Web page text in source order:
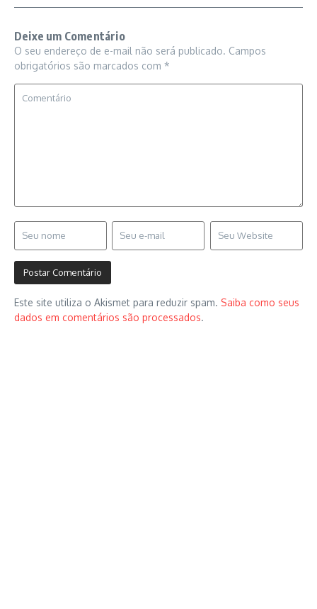
Deixe um Comentário
O seu endereço de e-mail não será publicado. Campos
obrigatórios são marcados com *
Este site utiliza o Akismet para reduzir spam. Saiba como seus
dados em comentários são processados.